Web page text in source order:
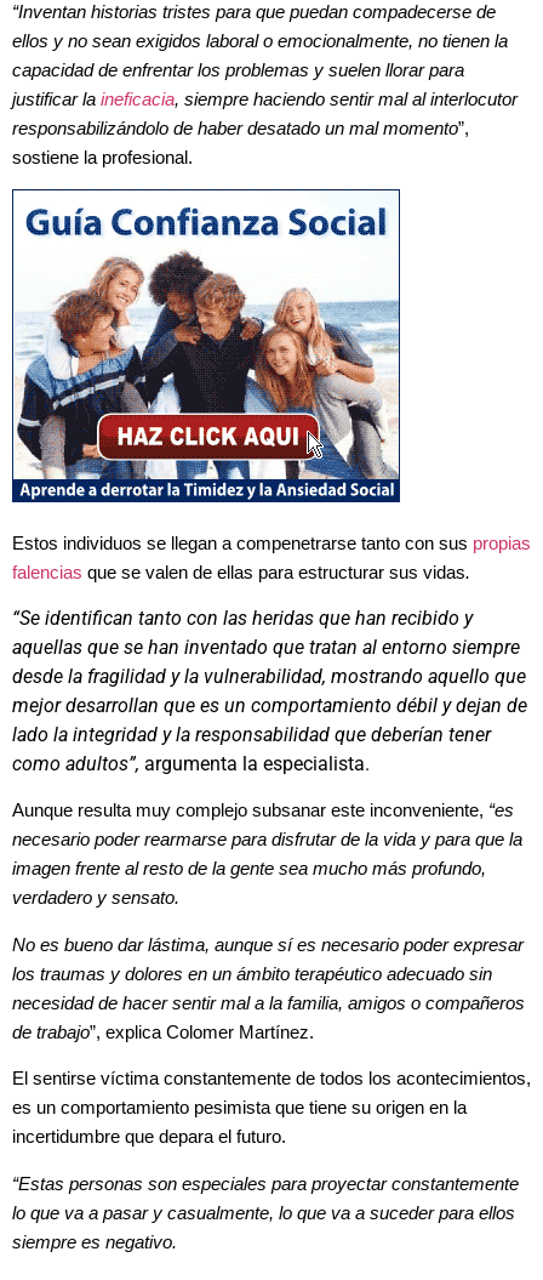
“Inventan historias tristes para que puedan compadecerse de
ellos y no sean exigidos laboral o emocionalmente, no tienen la
capacidad de enfrentar los problemas y suelen llorar para
justificar la ineficacia, siempre haciendo sentir mal al interlocutor
responsabilizándolo de haber desatado un mal momento”,
sostiene la profesional.
Estos individuos se llegan a compenetrarse tanto con sus propias
falencias que se valen de ellas para estructurar sus vidas.
“Se identifican tanto con las heridas que han recibido y
aquellas que se han inventado que tratan al entorno siempre
desde la fragilidad y la vulnerabilidad, mostrando aquello que
mejor desarrollan que es un comportamiento débil y dejan de
lado la integridad y la responsabilidad que deberían tener
como adultos”, argumenta la especialista.
Aunque resulta muy complejo subsanar este inconveniente, “es
necesario poder rearmarse para disfrutar de la vida y para que la
imagen frente al resto de la gente sea mucho más profundo,
verdadero y sensato.
No es bueno dar lástima, aunque sí es necesario poder expresar
los traumas y dolores en un ámbito terapéutico adecuado sin
necesidad de hacer sentir mal a la familia, amigos o compañeros
de trabajo”, explica Colomer Martínez.
El sentirse víctima constantemente de todos los acontecimientos,
es un comportamiento pesimista que tiene su origen en la
incertidumbre que depara el futuro.
“Estas personas son especiales para proyectar constantemente
lo que va a pasar y casualmente, lo que va a suceder para ellos
siempre es negativo.